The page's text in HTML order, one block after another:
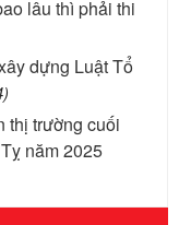
lâu thì phải thi
dựng Luật Tổ
thị trường cuối
năm 2025